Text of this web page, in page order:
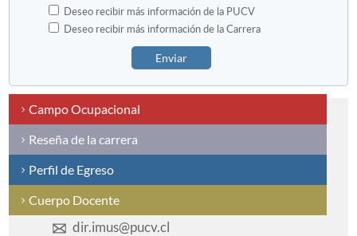
Deseo recibir más información de la PUCV
Deseo recibir más información de la Carrera
Enviar
Campo Ocupacional
Reseña de la carrera
Perfil de Egreso
Cuerpo Docente
dir.imus@pucv.cl